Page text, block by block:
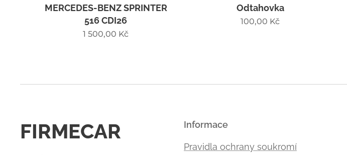
MERCEDES-BENZ SPRINTER
516 CDI26
1 500,00 Kč
Odtahovka
100,00 Kč
FIRMECAR
Informace
Pravidla ochrany soukromí